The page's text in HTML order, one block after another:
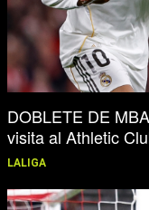
DOBLETE DE
visita al Athletic
LALIGA